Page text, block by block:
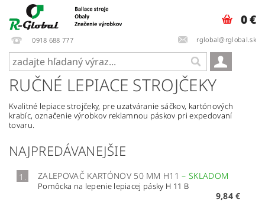
0918 688 777 rglobal@rglobal.sk
0 €
RUČNÉ LEPIACE STROJČEKY
Kvalitné lepiace strojčeky, pre uzatváranie sáčkov, kartónových
krabíc, označenie výrobkov reklamnou páskov pri expedovaní
tovaru.
NAJPREDÁVANEJŠIE
1. ZALEPOVAČ KARTÓNOV 50 MM H11–SKLADOM
Pomôcka na lepenie lepiacej pásky H 11 B
9,84 €